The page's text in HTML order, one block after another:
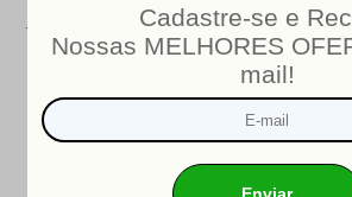
- Prestamos assistência somente por
fabricação.
Nosso produto é certificado pelo
CERTIFICADO DE CONFORMIDADE